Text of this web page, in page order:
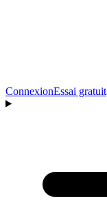
ConnexionEssai gratuit